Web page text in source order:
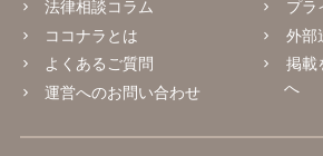
法律相談コラム
ココナラとは
よくあるご質問
運営へのお問い合わせ
プラ
外部
掲載
へ